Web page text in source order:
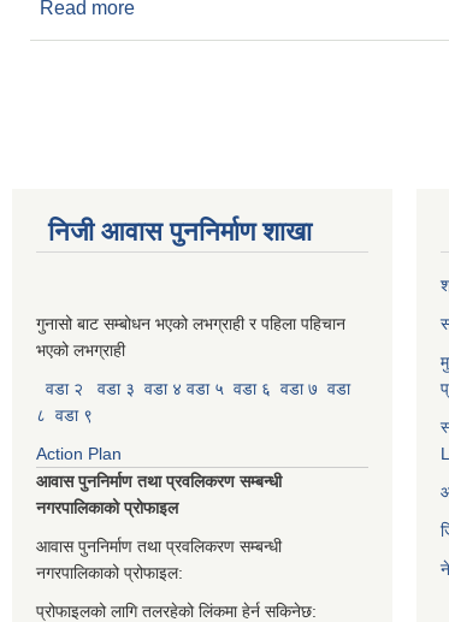
Read more
निजी आवास पुननिर्माण शाखा
गुनासो बाट सम्बोधन भएको लभग्राही र पहिला पहिचान
भएको लभग्राही
वडा २
वडा ३ वडा ४ वडा ५ वडा ६ वडा ७ वडा
८ वडा ९
Action Plan
आवास पुननिर्माण तथा प्रवलिकरण सम्बन्धी
नगरपालिकाको प्रोफाइल
आवास पुननिर्माण तथा प्रवलिकरण सम्बन्धी
नगरपालिकाको प्रोफाइल:
प्रोफाइलको लागि तलरहेको लिंकमा हेर्न सकिनेछ: